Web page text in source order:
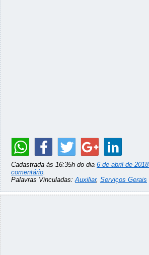
Cadastrada às 16:35h do dia 6 de abril de 2018
comentário.
Palavras Vinculadas:Auxiliar, Serviços Gerais